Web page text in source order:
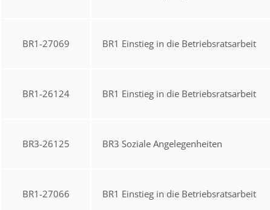
BR1-27069 BR1 Einstieg in die Betriebsratsarbeit
BR1-26124 BR1 Einstieg in die Betriebsratsarbeit
BR3-26125 BR3 Soziale Angelegenheiten
BR1-27066 BR1 Einstieg in die Betriebsratsarbeit